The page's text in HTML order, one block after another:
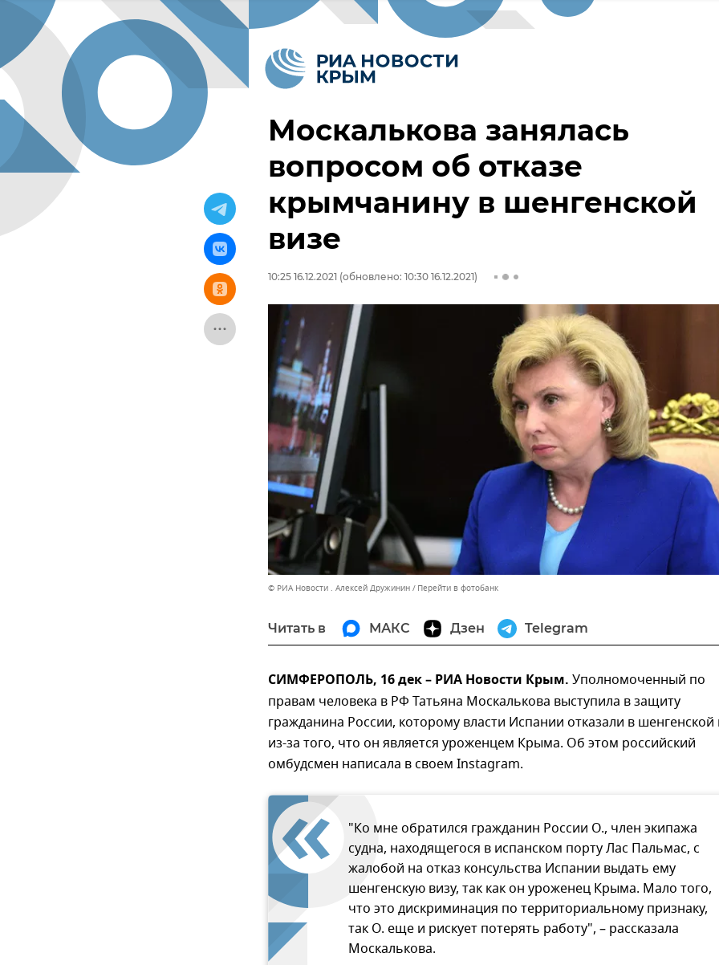
Москалькова занялась
вопросом об отказе
крымчанину в шенгенской
визе
10:25 16.12.2021 (обновлено: 10:30 16.12.2021)
© РИА Новости . Алексей Дружинин Перейти в фотобанк
Читать в МАКС Дзен Telegram
СИМФЕРОПОЛЬ, 16 дек – РИА Новости Крым. Уполномоченный по
правам человека в РФ Татьяна Москалькова выступила в защиту
гражданина России, которому власти Испании отказали в шенгенской
из-за того, что он является уроженцем Крыма. Об этом российский
омбудсмен написала в своем Instagram.
"Ко мне обратился гражданин России О., член экипажа
судна, находящегося в испанском порту Лас Пальмас, с
жалобой на отказ консульства Испании выдать ему
шенгенскую визу, так как он уроженец Крыма. Мало того,
что это дискриминация по территориальному признаку,
так О. еще и рискует потерять работу", – рассказала
Москалькова.